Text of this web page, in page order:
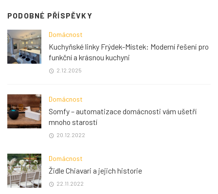
PODOBNÉ PŘÍSPĚVKY
Domácnost
Kuchyňské linky Frýdek-Místek: Moderní řešení pro
funkční a krásnou kuchyni
2.12.2025
Domácnost
Somfy – automatizace domácnosti vám ušetří
mnoho starostí
20.12.2022
Domácnost
Židle Chiavari a jejich historie
22.11.2022